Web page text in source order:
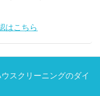
はこちら
スクリーニングのダイ